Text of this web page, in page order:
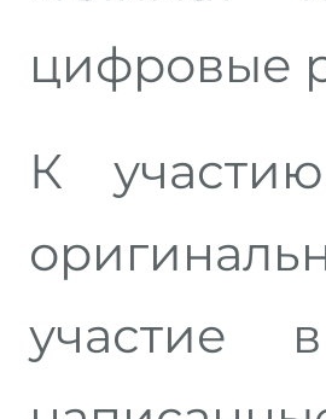
цифровые
К
участие